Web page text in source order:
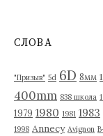
в
СЛОВА
"Призыв" 5d 6D 8мм
400mm 838 школа
1979 1980 1981 1983
1998 Annecy Avignon